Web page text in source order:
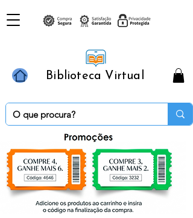
Biblioteca Virtual